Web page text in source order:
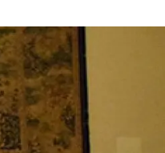
másteres y doctorado
sabático
crecer
carrera
actividades internas